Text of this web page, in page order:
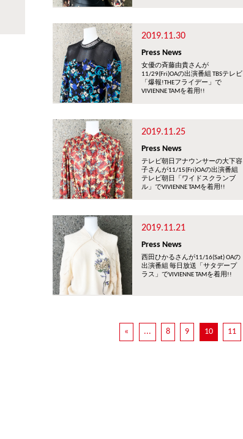
2019.11.30
Press News
女優の斉藤由貴さんが
11/29(Fri)OAの出演番組 TBSテレビ
「爆報!THEフライデー」で
VIVIENNE TAMを着用!!
2019.11.25
Press News
テレビ朝日アナウンサーの大下容
子さんが11/15(Fri)OAの出演番組
テレビ朝日「ワイドスクランブ
ル」でVIVIENNE TAMを着用!!
2019.11.21
Press News
西田ひかるさんが11/16(Sat) OAの
出演番組 毎日放送「サタデープ
ラス」でVIVIENNE TAMを着用!!
« ... 8 9 10 11